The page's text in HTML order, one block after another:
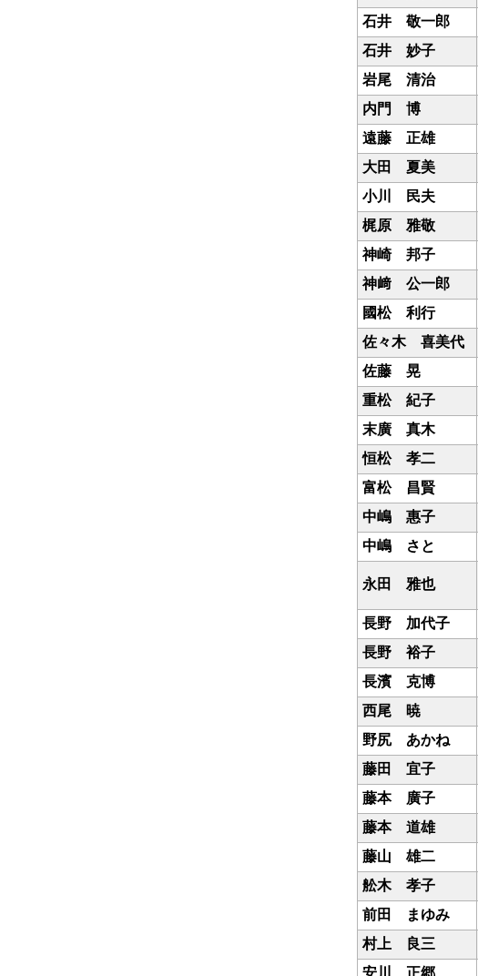
石井 敬一郎
石井 妙子
岩尾 清治
内門 博
遠藤 正雄
大田 夏美
小川 民夫
梶原 雅敬
神崎 邦子
神﨑 公一郎
國松 利行
佐々木 喜美代
佐藤 晃
重松 紀子
末廣 真木
恒松 孝二
富松 昌賢
中嶋 惠子
中嶋 さと
永田 雅也
長野 加代子
長野 裕子
長濱 克博
西尾 暁
野尻 あかね
藤田 宜子
藤本 廣子
藤本 道雄
藤山 雄二
舩木 孝子
前田 まゆみ
村上 良三
安川 正郷